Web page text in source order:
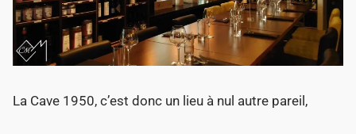
La Cave 1950, c’est donc un lieu à nul autre pareil,